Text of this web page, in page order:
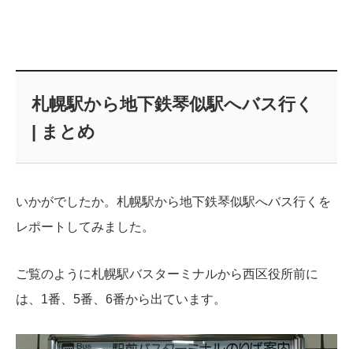
札幌駅から地下鉄琴似駅へバス行く
| まとめ
いかがでしたか。札幌駅から地下鉄琴似駅へバス行くを
レポートしてみました。
ご覧のように札幌駅バスターミナルから西区役所前に
は、1番、5番、6番から出ています。